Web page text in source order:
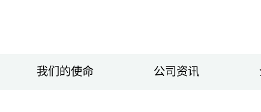
我们的使命 公司资讯